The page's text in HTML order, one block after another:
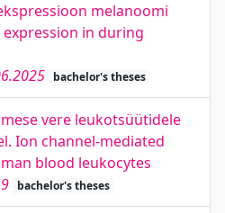
melanoomi
in during
bachelor's theses
vere leukotsüütidele
Ion channel-mediated
blood leukocytes
bachelor's theses